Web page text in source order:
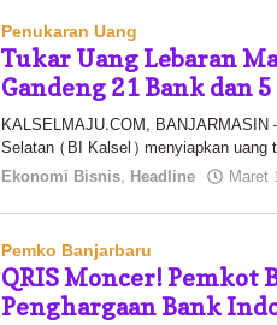
Penukaran Uang
Tukar Uang Lebaran
Gandeng 21 Bank dan
KALSELMAJU.COM,
Selatan (BI Kalsel) menyiapkan uang
Ekonomi Bisnis, Headline Maret
Pemko Banjarbaru
QRIS Moncer! Pemkot
Penghargaan Bank